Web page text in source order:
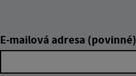
E-mailová adresa (povinné)